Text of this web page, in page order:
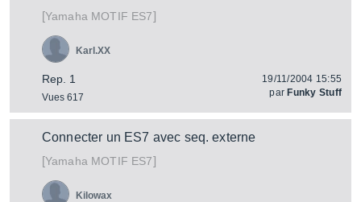
[Yamaha MOTIF ES7]
Rep. 1
Vues 617
Karl.XX
19/11/2004 15:55
par Funky Stuff
Connecter un ES7 avec seq. externe
[Yamaha MOTIF ES7]
Kilowax